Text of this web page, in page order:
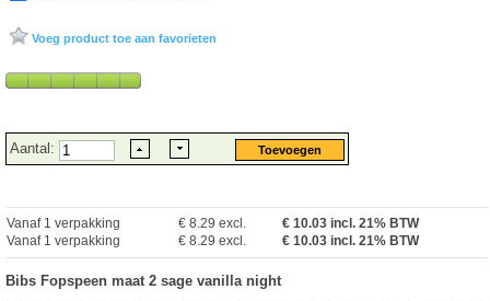
Voeg product toe aan favorieten
Aantal:
Vanaf 1 verpakking € 8.29 excl. €10.03 incl. 21% BTW
Vanaf 1 verpakking
€ 8.29 excl. € 10.03 incl. 21% BTW
Bibs Fopspeen maat 2 sage vanilla night